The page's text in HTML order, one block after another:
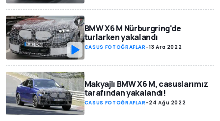
BMW X6 M Nürburgring'de
turlarken yakalandı
CASUS FOTOĞRAFLAR -13 Ara 2022
Makyajlı BMW X6 M, casuslarımız
tarafından yakalandı!
CASUS FOTOĞRAFLAR -24 Ağu 2022